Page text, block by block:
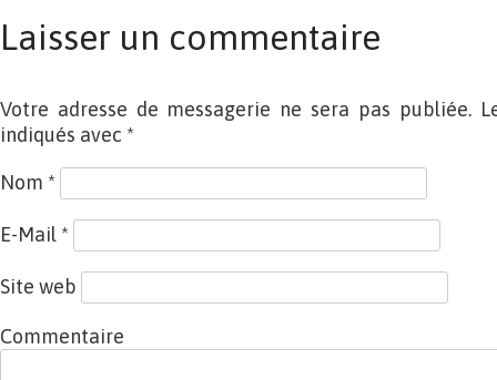
Laisser un commentaire
Votre adresse de messagerie ne sera pas publiée.
indiqués avec *
Nom *
E-Mail *
Site web
Commentaire